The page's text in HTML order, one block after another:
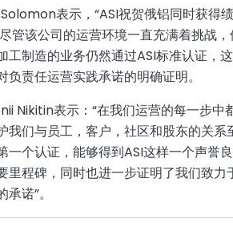
表示，“ASI祝贺俄铝同时获得
管该公司的运营环境一直充满着挑战
工制造的业务仍然通过ASI标准认证，
责任运营实践承诺的明确证明。
Nikitin表示：“在我们运营的每一步中
我们与员工，客户，社区和股东的关系
一个认证，能够得到ASI这样一个声誉
里程碑，同时也进一步证明了我们致力
诺”。